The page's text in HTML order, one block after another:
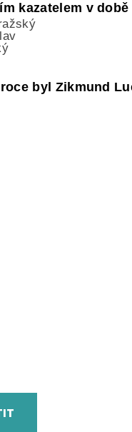
kazatelem v
roce byl Zikmund